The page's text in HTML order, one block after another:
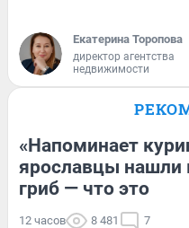
Екатерина Торопова
директор агентства
недвижимости
«Напоминает
ярославцы нашли
гриб — что это
12 часов 8 481 7